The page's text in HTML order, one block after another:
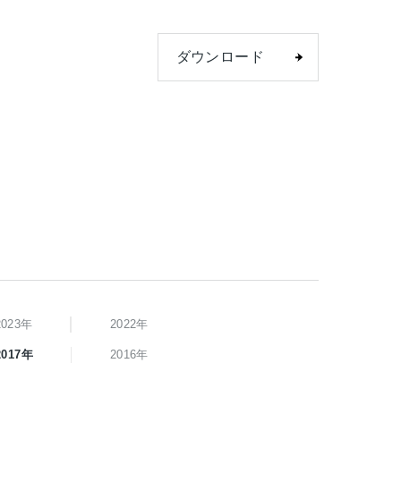
ダウンロード
年 2022年
年 2016年